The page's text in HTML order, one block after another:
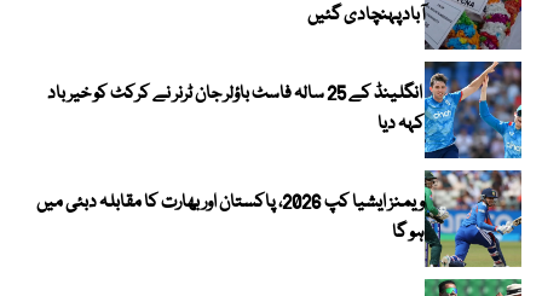
آبادپہنچادی گئیں
انگلینڈ کے 25 سالہ فاسٹ باؤلر جان ٹرنر نے کرکٹ کو خیر باد
کہہ دیا
ویمنز ایشیا کپ 2026، پاکستان اور بھارت کا مقابلہ دبئی میں
ہو گا